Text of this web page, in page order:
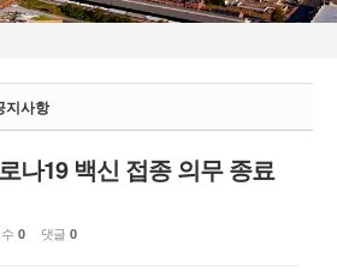
지사항
나19 백신 접종 의무 종료
0 댓글 0
모
스케치북5